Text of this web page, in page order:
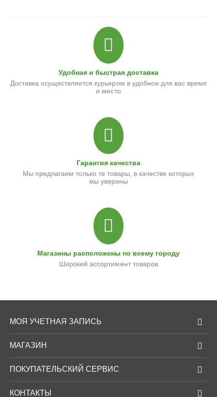
Удобная и быстрая доставка
Доставка осуществляется курьером в удобное для вас время
и место
Гарантия качества
Мы предлагаем только те товары, в качестве которых
мы уверены
Магазины расположены по всему городу
Широкий ассортимент товаров
МОЯ УЧЕТНАЯ ЗАПИСЬ
МАГАЗИН
ПОКУПАТЕЛЬСКИЙ СЕРВИС
КОНТАКТЫ